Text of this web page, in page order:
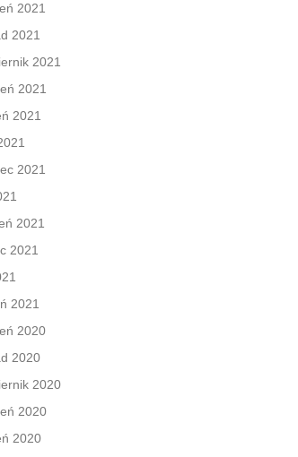
2021
2021
2021
2021
2021
2021
2021
2021
2021
2020
2020
2020
2020
2020